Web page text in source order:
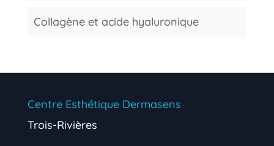
Collagène et acide hyaluronique
Centre Esthétique Dermasens
Trois-Rivières